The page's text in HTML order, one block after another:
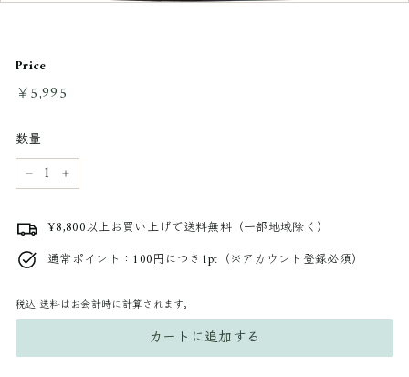
Price
通
金
￥5,995
数量
− +
¥8,800以上お買い上げで送料無料（一部地域除く）
通常ポイント：100円につき1pt（※アカウント登録必須）
税込 送料はお会計時に計算されます。
カートに追加する